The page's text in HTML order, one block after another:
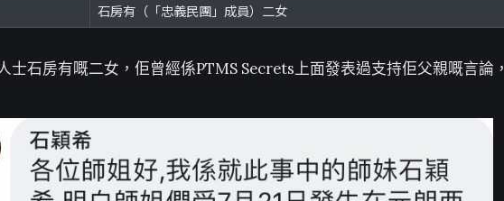
石房有（「忠義民團」成員）二女
士石房有嘅二女，佢曾經係PTMS Secrets上面發表過支持佢父親嘅言論，